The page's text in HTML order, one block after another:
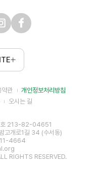
약관
개인정보처리방침
오시는 길
호 213-82-04651
고개로1길 34 (수서동)
4664
RIGHTS RESERVED.